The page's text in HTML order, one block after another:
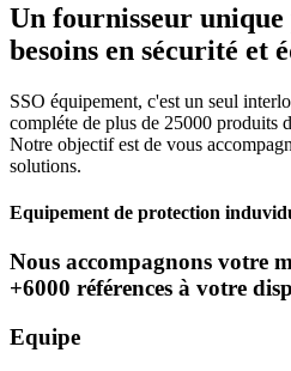
Un fournisseur unique
besoins en sécurité et
SSO équipement, c'est un seul
compléte de plus de 25000 produits
Notre objectif est de vous
solutions.
Equipement de protection
Nous accompagnons votre
+6000 références à votre
Equipe